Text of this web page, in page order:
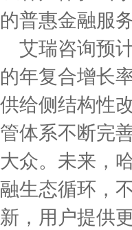
的普惠金融服务
艾瑞咨询预
的年复合增长
供给侧结构性
管体系不断完
大众。未来，
融生态循环，
新，用户提供